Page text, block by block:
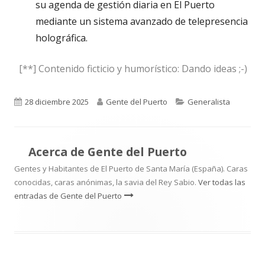
su agenda de gestión diaria en El Puerto
mediante un sistema avanzado de telepresencia
holográfica.
[**] Contenido ficticio y humorístico: Dando ideas ;-)
Publicado
28 diciembre 2025 Autor
Gente del Puerto Categorías
Generalista
Acerca de Gente del Puerto
Gentes y Habitantes de El Puerto de Santa María (España). Caras
conocidas, caras anónimas, la savia del Rey Sabio. Ver todas las
entradas de Gente del Puerto